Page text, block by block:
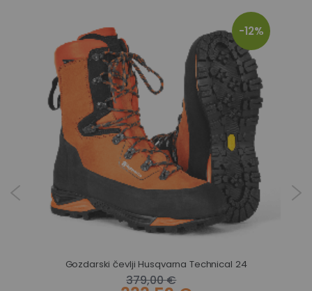
-12%
Gozdarski čevlji Husqvarna Technical 24
379,00 €